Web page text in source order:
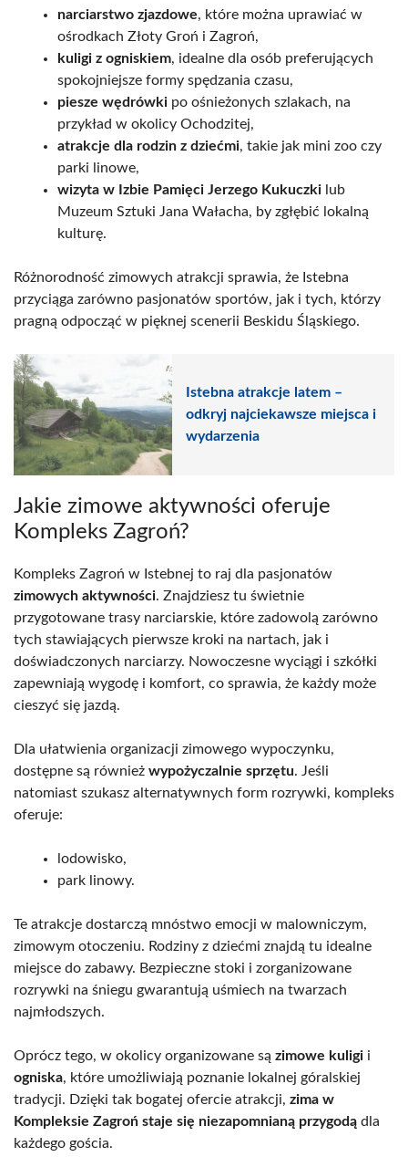
narciarstwo zjazdowe, które można uprawiać w
ośrodkach Złoty Groń i Zagroń,
kuligi z ogniskiem, idealne dla osób preferujących
spokojniejsze formy spędzania czasu,
piesze wędrówki po ośnieżonych szlakach, na
przykład w okolicy Ochodzitej,
atrakcje dla rodzin z dziećmi, takie jak mini zoo czy
parki linowe,
wizyta w Izbie Pamięci Jerzego Kukuczki lub
Muzeum Sztuki Jana Wałacha, by zgłębić lokalną
kulturę.
Różnorodność zimowych atrakcji sprawia, że Istebna
przyciąga zarówno pasjonatów sportów, jak i tych, którzy
pragną odpocząć w pięknej scenerii Beskidu Śląskiego.
Istebna atrakcje latem –
odkryj najciekawsze miejsca i
wydarzenia
Jakie zimowe aktywności oferuje
Kompleks Zagroń?
Kompleks Zagroń w Istebnej to raj dla pasjonatów
zimowych aktywności. Znajdziesz tu świetnie
przygotowane trasy narciarskie, które zadowolą zarówno
tych stawiających pierwsze kroki na nartach, jak i
doświadczonych narciarzy. Nowoczesne wyciągi i szkółki
zapewniają wygodę i komfort, co sprawia, że każdy może
cieszyć się jazdą.
Dla ułatwienia organizacji zimowego wypoczynku,
dostępne są również wypożyczalnie sprzętu. Jeśli
natomiast szukasz alternatywnych form rozrywki, kompleks
oferuje:
lodowisko,
park linowy.
Te atrakcje dostarczą mnóstwo emocji w malowniczym,
zimowym otoczeniu. Rodziny z dziećmi znajdą tu idealne
miejsce do zabawy. Bezpieczne stoki i zorganizowane
rozrywki na śniegu gwarantują uśmiech na twarzach
najmłodszych.
Oprócz tego, w okolicy organizowane są zimowe kuligi i
ogniska, które umożliwiają poznanie lokalnej góralskiej
tradycji. Dzięki tak bogatej ofercie atrakcji, zima w
Kompleksie Zagroń staje się niezapomnianą przygodą dla
każdego gościa.